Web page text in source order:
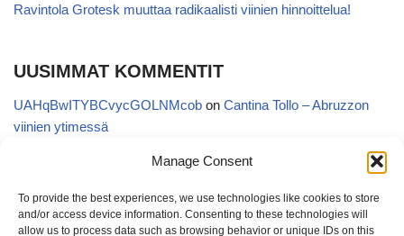
Manage Consent
To provide the best experiences, we use technologies like cookies to store
and/or access device information. Consenting to these technologies will
allow us to process data such as browsing behavior or unique IDs on this
Ravintola Grotesk muuttaa radikaalisti viinien hinnoittelua!
UUSIMMAT KOMMENTIT
UAHqBwITYBCvycGOLNMcob on Cantina Tollo – Abruzzon
viinien ytimessä
EgVGGttRTxKfbqUaWNglbonCantina Tollo – Abruzzon viinien
AnonymousonKyläviini Riojasta – Ortega Ezquerro Vino de
Tudelilla Crianza 2018 (Alko 14,88 €)